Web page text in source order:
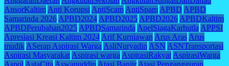
AnsorKaltim Anti Korupsi AntiScam AntiSpam APBD APBD
Samarinda 2026 APBD2024 APBD2025 APBD2026 APBDKaltim
APBDPerubahan2025 APBDSamarinda ApelSiagaKarhutla APPSI
Apresiasi Kreasi Kaltim 2024 Arif Kurniawan Arus Aras Arus
mudik ASerap Aspirasi Warga AsliNuryadin ASN ASNTransportasi
Aspirasi Masyarakat Aspirasi warga AspirasiRakyat AspirasiWarga
Aspol AstaCita Aswanuddin Atasi Banjir Atasi Pengangguran